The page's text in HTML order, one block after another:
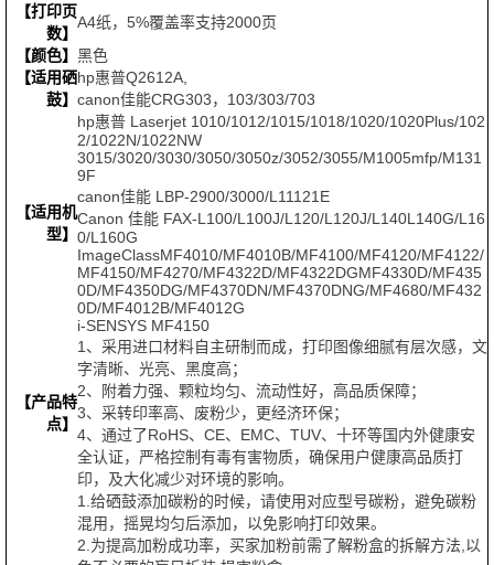
【打印页
数】
A4纸，5%覆盖率支持2000页
【颜色】 黑色
【适用硒
鼓】
hp惠普Q2612A,
canon佳能CRG303，103/303/703
【适用机
型】
hp惠普 Laserjet 1010/1012/1015/1018/1020/1020Plus/102
2/1022N/1022NW
3015/3020/3030/3050/3050z/3052/3055/M1005mfp/M131
9F
canon佳能 LBP-2900/3000/L11121E
Canon 佳能 FAX-L100/L100J/L120/L120J/L140L140G/L16
0/L160G
ImageClassMF4010/MF4010B/MF4100/MF4120/MF4122/
MF4150/MF4270/MF4322D/MF4322DGMF4330D/MF435
0D/MF4350DG/MF4370DN/MF4370DNG/MF4680/MF432
0D/MF4012B/MF4012G
i-SENSYS MF4150
【产品特
点】
1、采用进口材料自主研制而成，打印图像细腻有层次感，文
字清晰、光亮、黑度高；
2、附着力强、颗粒均匀、流动性好，高品质保障；
3、采转印率高、废粉少，更经济环保；
4、通过了RoHS、CE、EMC、TUV、十环等国内外健康安
全认证，严格控制有毒有害物质，确保用户健康高品质打
印，及大化减少对环境的影响。
1.给硒鼓添加碳粉的时候，请使用对应型号碳粉，避免碳粉
混用，摇晃均匀后添加，以免影响打印效果。
2.为提高加粉成功率，买家加粉前需了解粉盒的拆解方法,以